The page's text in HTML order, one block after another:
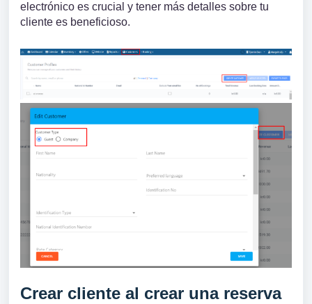
electrónico es crucial y tener más detalles sobre tu
cliente es beneficioso.
Crear cliente al crear una reserva